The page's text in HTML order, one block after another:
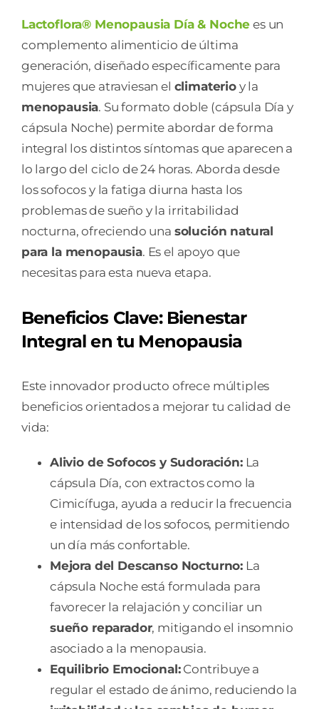
Lactoflora® Menopausia Día & Noche es un
complemento alimenticio de última
generación, diseñado específicamente para
mujeres que atraviesan el climaterioy la
menopausia. Su formato doble (cápsula Día y
cápsula Noche) permite abordar de forma
integral los distintos síntomas que aparecen a
lo largo del ciclo de 24 horas. Aborda desde
los sofocos y la fatiga diurna hasta los
problemas de sueño y la irritabilidad
nocturna, ofreciendo una solución natural
para la menopausia. Es el apoyo que
necesitas para esta nueva etapa.
Beneficios Clave: Bienestar
Integral en tu Menopausia
Este innovador producto ofrece múltiples
beneficios orientados a mejorar tu calidad de
vida:
Alivio de Sofocos y Sudoración:La
cápsula Día, con extractos como la
Cimicífuga, ayuda a reducir la frecuencia
e intensidad de los sofocos, permitiendo
un día más confortable.
Mejora del Descanso Nocturno: La
cápsula Noche está formulada para
favorecer la relajación y conciliar un
sueño reparador, mitigando el insomnio
asociado a la menopausia.
Equilibrio Emocional:Contribuye a
regular el estado de ánimo, reduciendo la